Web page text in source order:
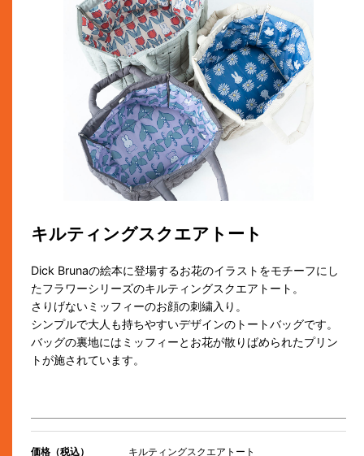
キルティングスクエアトート
Dick Brunaの絵本に登場するお花のイラストをモチーフにし
たフラワーシリーズのキルティングスクエアトート。
さりげないミッフィーのお顔の刺繍入り。
シンプルで大人も持ちやすいデザインのトートバッグです。
バッグの裏地にはミッフィーとお花が散りばめられたプリン
トが施されています。
価格（税込） キルティングスクエアトート